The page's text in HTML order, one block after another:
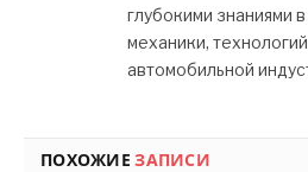
глубокими знаниями
механики,
автомобильной
ПОХОЖИЕЗАПИСИ